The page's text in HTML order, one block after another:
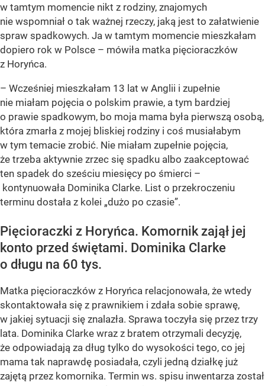
w tamtym momencie nikt z rodziny, znajomych
nie wspomniał o tak ważnej rzeczy, jaką jest to załatwienie
spraw spadkowych. Ja w tamtym momencie mieszkałam
dopiero rok w Polsce – mówiła matka pięcioraczków
z Horyńca.
– Wcześniej mieszkałam 13 lat w Anglii i zupełnie
nie miałam pojęcia o polskim prawie, a tym bardziej
o prawie spadkowym, bo moja mama była pierwszą osobą,
która zmarła z mojej bliskiej rodziny i coś musiałabym
w tym temacie zrobić. Nie miałam zupełnie pojęcia,
że trzeba aktywnie zrzec się spadku albo zaakceptować
ten spadek do sześciu miesięcy po śmierci –
kontynuowała Dominika Clarke. List o przekroczeniu
terminu dostała z kolei „dużo po czasie”.
Pięcioraczki z Horyńca. Komornik zajął jej
konto przed świętami. Dominika Clarke
o długu na 60 tys.
Matka pięcioraczków z Horyńca relacjonowała, że wtedy
skontaktowała się z prawnikiem i zdała sobie sprawę,
w jakiej sytuacji się znalazła. Sprawa toczyła się przez trzy
lata. Dominika Clarke wraz z bratem otrzymali decyzję,
że odpowiadają za dług tylko do wysokości tego, co jej
mama tak naprawdę posiadała, czyli jedną działkę już
zajętą przez komornika. Termin ws. spisu inwentarza został